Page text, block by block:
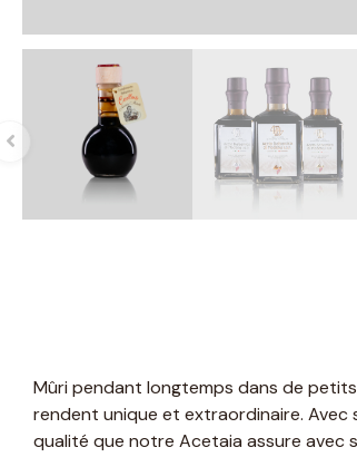
Mûri pendant longtemps dans de
rendent unique et extraordinaire. Avec
qualité que notre Acetaia assure avec